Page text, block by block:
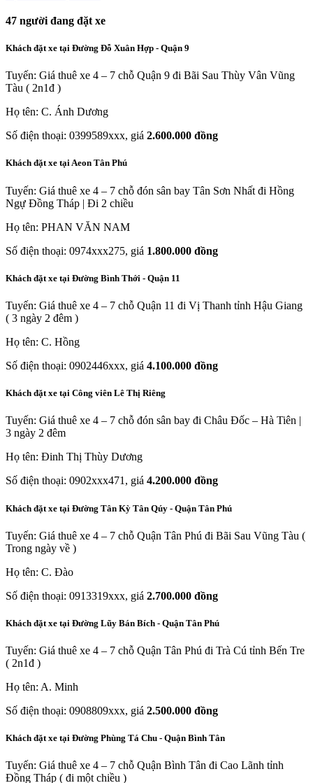
47 người đang đặt xe
Khách đặt xe tại Đường Đỗ Xuân Hợp - Quận 9
Tuyến: Giá thuê xe 4 – 7 chỗ Quận 9 đi Bãi Sau Thùy Vân Vũng
Tàu ( 2n1đ )
Họ tên: C. Ánh Dương
Số điện thoại: 0399589xxx, giá 2.600.000 đồng
Khách đặt xe tại Aeon Tân Phú
Tuyến: Giá thuê xe 4 – 7 chỗ đón sân bay Tân Sơn Nhất đi Hồng
Ngự Đồng Tháp | Đi 2 chiều
Họ tên: PHAN VĂN NAM
Số điện thoại: 0974xxx275, giá 1.800.000 đồng
Khách đặt xe tại Đường Bình Thới - Quận 11
Tuyến: Giá thuê xe 4 – 7 chỗ Quận 11 đi Vị Thanh tỉnh Hậu Giang
( 3 ngày 2 đêm )
Họ tên: C. Hồng
Số điện thoại: 0902446xxx, giá 4.100.000 đồng
Khách đặt xe tại Công viên Lê Thị Riêng
Tuyến: Giá thuê xe 4 – 7 chỗ đón sân bay đi Châu Đốc – Hà Tiên |
3 ngày 2 đêm
Họ tên: Đinh Thị Thùy Dương
Số điện thoại: 0902xxx471, giá 4.200.000 đồng
Khách đặt xe tại Đường Tân Kỳ Tân Qúy - Quận Tân Phú
Tuyến: Giá thuê xe 4 – 7 chỗ Quận Tân Phú đi Bãi Sau Vũng Tàu (
Trong ngày về )
Họ tên: C. Đào
Số điện thoại: 0913319xxx, giá 2.700.000 đồng
Khách đặt xe tại Đường Lũy Bán Bích - Quận Tân Phú
Tuyến: Giá thuê xe 4 – 7 chỗ Quận Tân Phú đi Trà Cú tỉnh Bến Tre
( 2n1đ )
Họ tên: A. Minh
Số điện thoại: 0908809xxx, giá 2.500.000 đồng
Khách đặt xe tại Đường Phùng Tá Chu - Quận Bình Tân
Tuyến: Giá thuê xe 4 – 7 chỗ Quận Bình Tân đi Cao Lãnh tỉnh
Đồng Tháp ( đi một chiều )